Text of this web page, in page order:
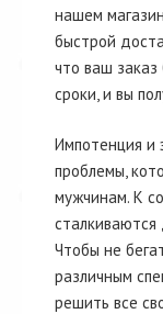
нашем
быстрой
что ваш
сроки, и вы
Импотенция и
проблемы,
мужчинам. К
Чтобы не
различным
решить все